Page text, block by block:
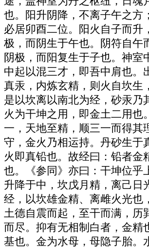
也。阳升阴降，不离子午之方
必居卯酉二位。阳火自子而升
极，而阴生于午也。阴符自午
阴极，而阳复生于子也。神室
中起以混三才，即吾中肩也。
真汞，内炼玄精，则火自坎生
是以坎离以南北为经，砂汞乃
火为干坤之用，即金土二用也
一，天地至精，顺三一而得其
守，金火乃相运持。丹砂生于
火即真铅也。故经曰：铅者金
也。《参同》亦曰：干坤位乎
升降于中，坎戊月精，离己日
经，以坎雄金精、离雌火光也
土德自震而起，至干而满，历
而尽。抑有无相制白者，金精
基也。金为水母，母隐子胎。